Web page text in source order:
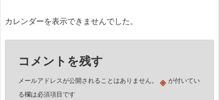
ー
カレンダーを表示できませんでした。
コメントを残す
メールアドレスが公開されることはありません。 ※が付いてい
る欄は必須項目です